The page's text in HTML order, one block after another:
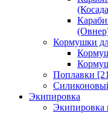
Кормушки
Поплавки
Экипировка
Экипировка